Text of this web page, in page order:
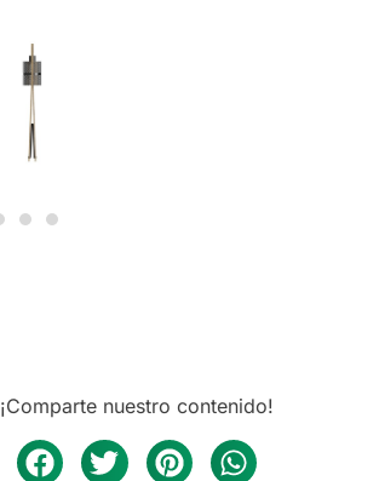
¡Comparte nuestro contenido!